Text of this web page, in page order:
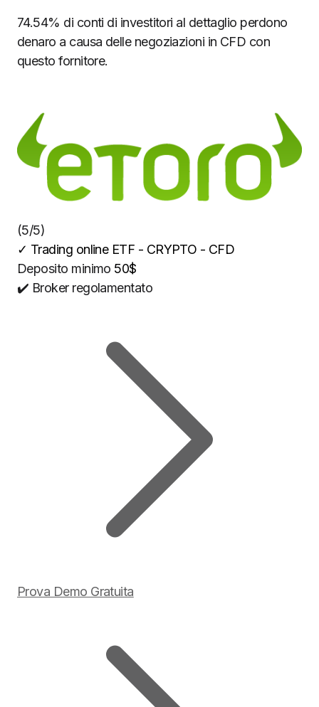
74.54% di conti di investitori al dettaglio perdono
denaro a causa delle negoziazioni in CFD con
questo fornitore.
(5/5)
✓ Trading online ETF - CRYPTO - CFD
Deposito minimo 50$
✔️ Broker regolamentato
Prova Demo Gratuita